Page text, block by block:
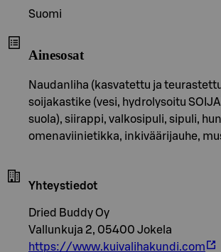
Suomi
Ainesosat
Naudanliha (kasvatettu ja
soijakastike (vesi, hydrolysoitu
suola), siirappi, valkosipuli, sipuli,
omenaviinietikka, inkiväärijauhe,
Yhteystiedot
Dried Buddy Oy
Vallunkuja 2, 05400 Jokela
https://www.kuivalihakundi.com